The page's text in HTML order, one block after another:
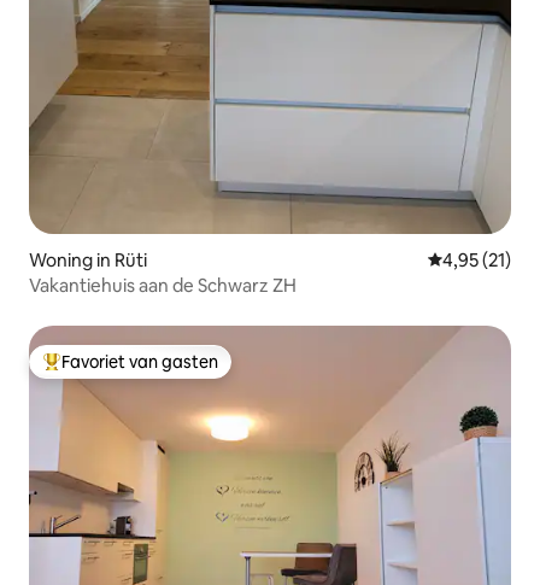
Woning in Rüti Gemiddelde
4,95 (21)
Vakantiehuis aan de Schwarz ZH
Topfavoriet van gasten
Favoriet van gasten